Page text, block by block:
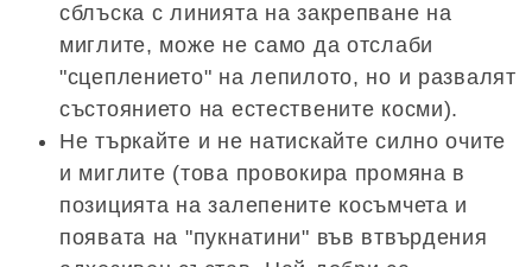
сблъска с линията на закрепване на
миглите, може не само да отслаби
"сцеплението" на лепилото, но и развалят
състоянието на естествените косми).
Не търкайте и не натискайте силно очите
и миглите (това провокира промяна в
позицията на залепените косъмчета и
появата на "пукнатини" във втвърдения